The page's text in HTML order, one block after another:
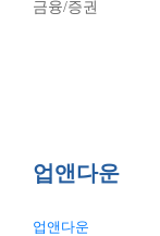
금융/증권
업앤다운
업앤다운